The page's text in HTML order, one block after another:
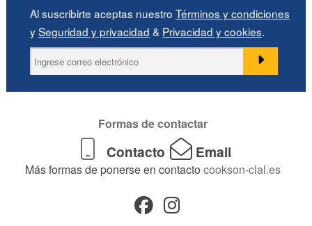
Al suscribirte aceptas nuestro Términos y condiciones
ySeguridad y privacidad & Privacidad y cookies.
Formas de contactar
Contacto Email
Más formas de ponerse en contacto cookson-clal.es